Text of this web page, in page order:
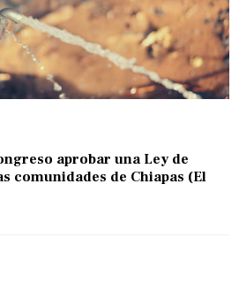
aprobar una Ley de
comunidades de Chiapas (El